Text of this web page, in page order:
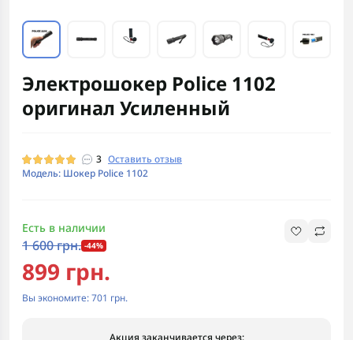
Электрошокер Police 1102
оригинал Усиленный
3 Оставить отзыв
Модель: Шокер Police 1102
Есть в наличии
1 600 грн. -44%
899 грн.
Вы экономите:701 грн.
Акция заканчивается через: